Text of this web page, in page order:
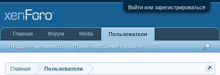
Войти или зарегистрироваться
Главная Пользователи
Главная Форум Media Пользователи
Недавняя активность Новые сообщения профиля